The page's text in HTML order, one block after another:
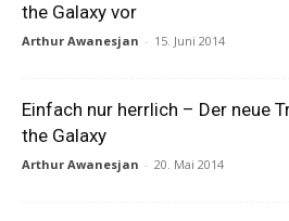
the Galaxy vor
Arthur Awanesjan - 15. Juni 2014
Einfach nur herrlich – Der neue
the Galaxy
Arthur Awanesjan - 20. Mai 2014